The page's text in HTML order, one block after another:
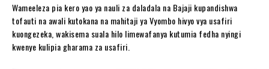
Wameeleza pia kero yao ya nauli za daladala na Bajaji kupandishwa
tofauti na awali kutokana na mahitaji ya Vyombo hivyo vya usafiri
kuongezeka, wakisema suala hilo limewafanya kutumia fedha nyingi
kwenye kulipia gharama za usafiri.